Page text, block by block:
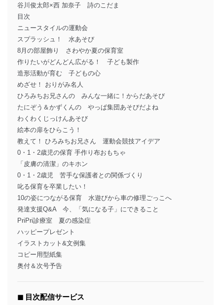
谷川俊太郎×西 加奈子 詩のこだま
目次
ニュースタイルの運動会
スプラッシュ！ 水あそび
8月の部屋飾り さわやか夏の保育室
作りたいがどんどん広がる！ 子ども製作
造形活動が育む 子どもの心
めざせ！ おりがみ名人
ひろみちお兄さんの みんな一緒に！からだあそび
たにぞう＆かずくんの やっぱ集団あそびだよね
わくわくじっけんあそび
絵本の扉をひらこう！
教えて！ ひろみちお兄さん 運動会競技アイデア
0・1・2歳児の保育 手作り布おもちゃ
「皮膚の清潔」のキホン
0・1・2歳児 苦手な保護者との関係づくり
叱る保育を卒業したい！
10の姿につながる保育 水遊びから車の修理ごっこへ
発達支援Q&A 今、「気になる子」にできること
PriPri診療室 夏の感染症
ハッピープレゼント
イラストカット&文例集
コピー用型紙集
奥付＆次号予告
◼︎ 目次配信サービス